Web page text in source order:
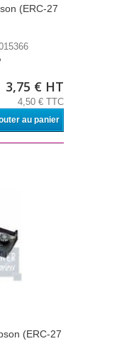
(ERC-27
3,75 € HT
4,50 € TTC
au panier
(ERC-27